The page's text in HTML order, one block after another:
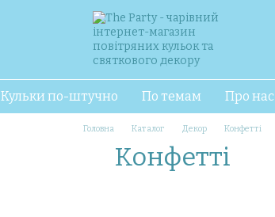
Кульки по-штучно По темам Про нас
Головна Каталог Декор Конфетті
Конфетті